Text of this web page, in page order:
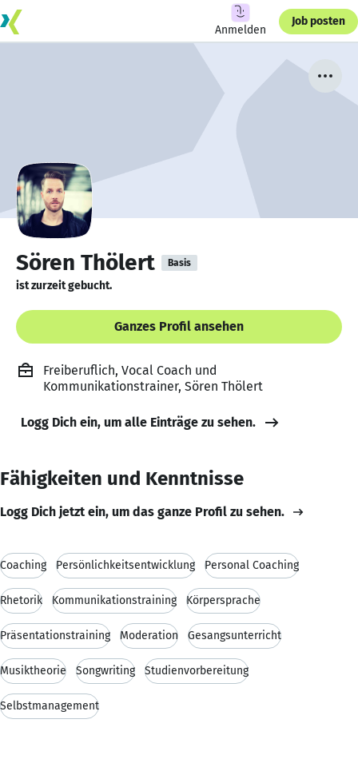
Anmelden
Job posten
Sören Thölert Basis
ist zurzeit gebucht.
Ganzes Profil ansehen
Freiberuflich, Vocal Coach und
Kommunikationstrainer, Sören Thölert
Logg Dich ein, um alle Einträge zu sehen.
Fähigkeiten und Kenntnisse
Logg Dich jetzt ein, um das ganze Profil zu sehen.
Coaching Persönlichkeitsentwicklung Personal Coaching
Rhetorik Kommunikationstraining Körpersprache
Präsentationstraining Moderation Gesangsunterricht
Musiktheorie Songwriting Studienvorbereitung
Selbstmanagement